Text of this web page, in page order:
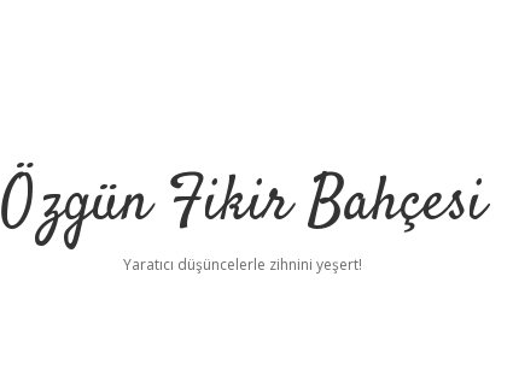
Özgün Fikir Bahçesi
Yaratıcı düşüncelerle zihnini yeşert!